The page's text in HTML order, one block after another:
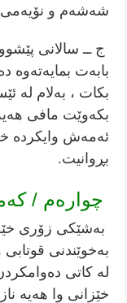
شەشەم و نۆیەمی
ج ــ سالانی
بابەت بمایەتەوە
بکات ، بەلام لە
بکەوێت مافی
ئەمەش وایکردە
بڕوانیت.
چوارەم /
بەشێکی زۆری
بەخوێندنی قوتابی
لە کاتی
خێزانی وا هەیە